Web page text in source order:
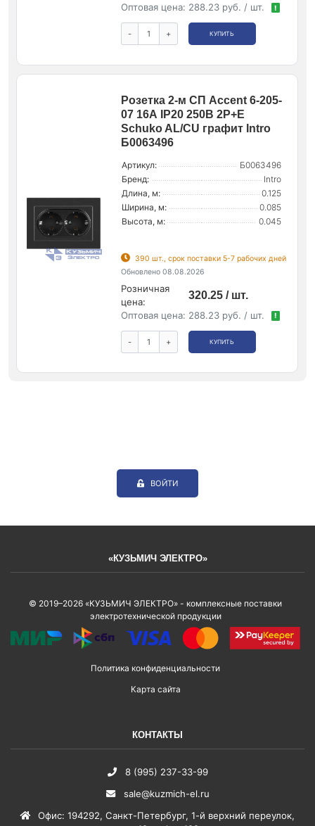
Оптовая цена: 288.23 руб. / шт. !
- + КУПИТЬ
Розетка 2-м СП Accent 6-205-
07 16А IP20 250В 2P+E
Schuko AL/CU графит Intro
Б0063496
Артикул:
Б0063496
Бренд:
Intro
Длина, м:
0.125
Ширина, м:
0.085
Высота, м:
0.045
390 шт., срок поставки 5-7 рабочих дней
Обновлено 08.08.2026
Розничная
цена:
320.25 / шт.
Оптовая цена: 288.23 руб. / шт. !
- + КУПИТЬ
ВОЙТИ
«КУЗЬМИЧ ЭЛЕКТРО»
© 2019–2026 «КУЗЬМИЧ ЭЛЕКТРО» - комплексные поставки
электротехнической продукции
Политика конфиденциальности
Карта сайта
КОНТАКТЫ
8 (995) 237-33-99
sale@kuzmich-el.ru
Офис: 194292, Санкт-Петербург, 1-й верхний переулок,